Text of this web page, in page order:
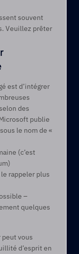
souvent
Veuillez prêter
est d’intégrer
des
publie
le nom de «
(c’est
rappeler plus
–
quelques
peut vous
d’esprit en